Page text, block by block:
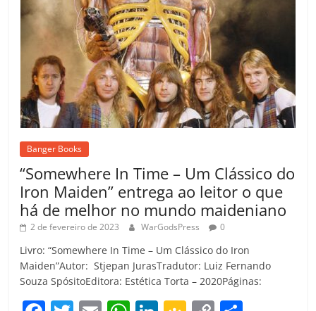
Banger Books
“Somewhere In Time – Um Clássico do
Iron Maiden” entrega ao leitor o que
há de melhor no mundo maideniano
2 de fevereiro de 2023 WarGodsPress 0
Livro: “Somewhere In Time – Um Clássico do Iron
Maiden”Autor: Stjepan JurasTradutor: Luiz Fernando
Souza SpósitoEditora: Estética Torta – 2020Páginas: